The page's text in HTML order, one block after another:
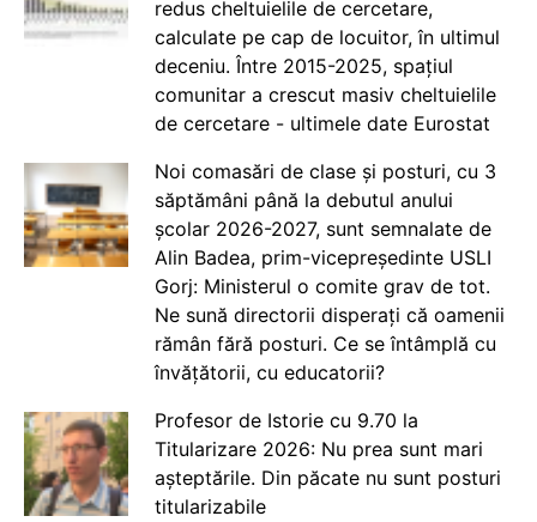
redus cheltuielile de cercetare,
calculate pe cap de locuitor, în ultimul
deceniu. Între 2015-2025, spațiul
comunitar a crescut masiv cheltuielile
de cercetare - ultimele date Eurostat
Noi comasări de clase și posturi, cu 3
săptămâni până la debutul anului
școlar 2026-2027, sunt semnalate de
Alin Badea, prim-vicepreședinte USLI
Gorj: Ministerul o comite grav de tot.
Ne sună directorii disperați că oamenii
rămân fără posturi. Ce se întâmplă cu
învățătorii, cu educatorii?
Profesor de Istorie cu 9.70 la
Titularizare 2026: Nu prea sunt mari
așteptările. Din păcate nu sunt posturi
titularizabile